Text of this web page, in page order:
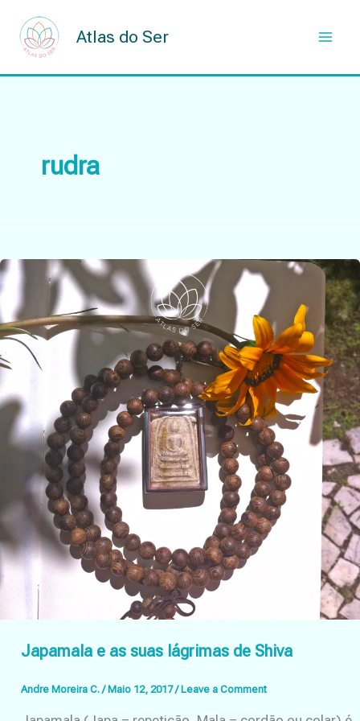
content
Atlas do Ser
rudra
Japamala e as suas lágrimas de Shiva
Andre Moreira C. /Maio 12, 2017/Leave a Comment